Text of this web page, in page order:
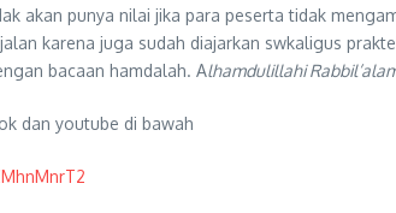
akan punya nilai jika para peserta tidak
karena juga sudah diajarkan swkaligus
bacaan hamdalah. Alhamdulillahi
dan youtube di bawah